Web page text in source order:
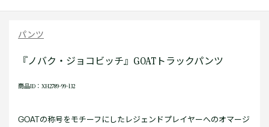
パンツ
『ノバク・ジョコビッチ』GOATトラックパンツ
商品ID：XH2789-99-132
GOATの称号をモチーフにしたレジェンドプレイヤーへのオマージ